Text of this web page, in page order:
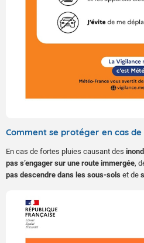
Comment se protéger en cas
En cas de fortes pluies causant des
pas s’engager sur une route immergée,
pas descendre dans les sous-sols et de